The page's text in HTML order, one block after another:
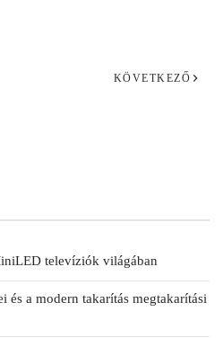
KÖVETKEZŐ
televíziók világában
és a modern takarítás megtakarítási